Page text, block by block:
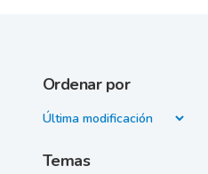
Ordenar por
Temas